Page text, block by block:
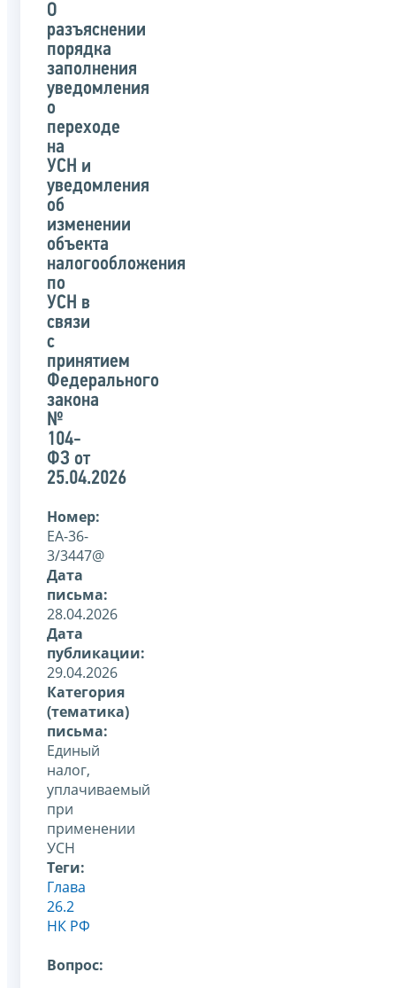
указанного
письма
О
разъяснении
порядка
заполнения
уведомления
о
переходе
на
УСН и
уведомления
об
изменении
объекта
налогообложения
по
УСН в
связи
с
принятием
Федерального
закона
№
104-
ФЗ от
25.04.2026
Номер:
ЕА-36-
3/3447@
Дата
письма:
28.04.2026
Дата
публикации:
29.04.2026
Категория
(тематика)
письма:
Единый
налог,
уплачиваемый
при
применении
УСН
Теги:
Глава
26.2
НК РФ
Вопрос: